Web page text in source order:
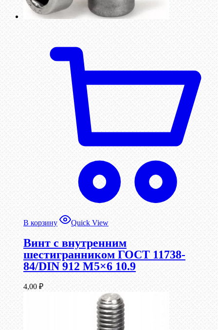
В корзину Quick View
Винт c внутренним
шестигранником ГОСТ 11738-
84/DIN 912 М5×6 10.9
4,00 ₽